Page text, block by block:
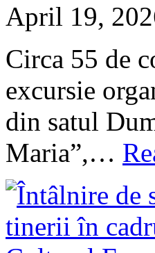
April 19,
Circa 55 de
excursie
din satul
Maria”,…